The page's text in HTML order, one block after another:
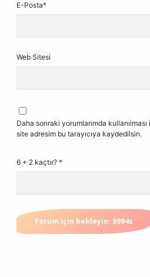
E-Posta*
Web Sitesi
Daha sonraki yorumlarımda
site adresim bu tarayıcıya kaydedilsin.
6 + 2 kaçtır? *